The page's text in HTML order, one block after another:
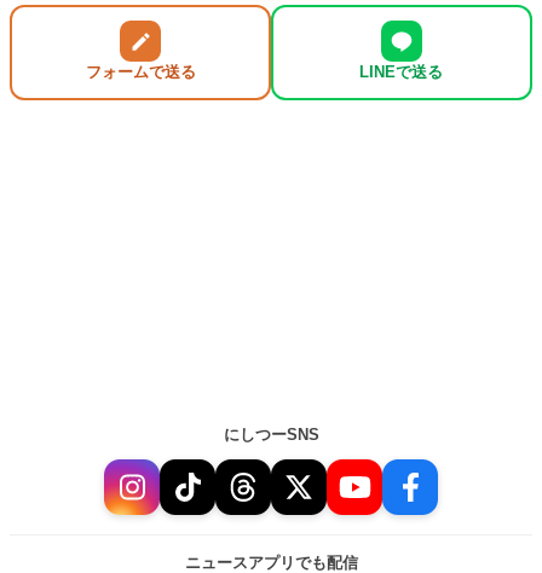
フォームで送る LINEで送る
にしつーSNS
ニュースアプリでも配信